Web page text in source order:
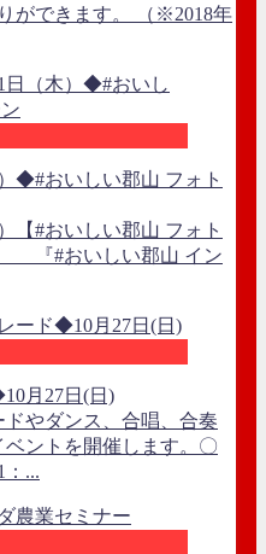
ができます。 （※2018年
◆#おいしい郡山 フォト
【#おいしい郡山 フォト
『#おいしい郡山 イン
月27日(日)
やダンス、合唱、合奏
ントを開催します。〇
：...